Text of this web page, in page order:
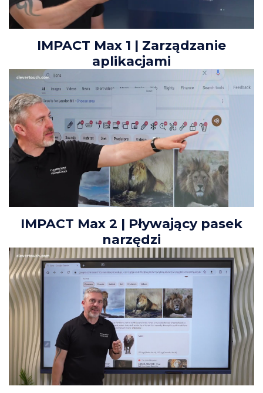
IMPACT Max 1 | Zarządzanie
aplikacjami
IMPACT Max 2 | Pływający pasek
narzędzi